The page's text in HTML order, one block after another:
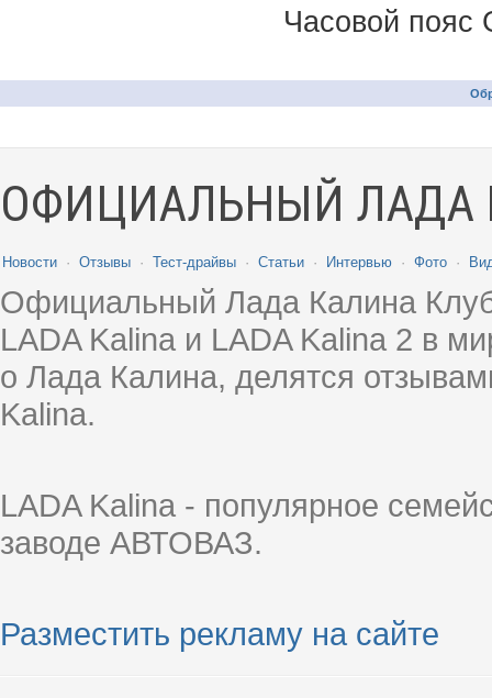
Часовой пояс
ОФИЦИАЛЬНЫЙ ЛАДА
Новости · Отзывы · Тест-драйвы · Статьи · Интервью · Фото ·
Официальный Лада Калина
LADA Kalina и LADA Kalina 2 в
о Лада Калина, делятся
Kalina.
LADA Kalina - популярное
заводе АВТОВАЗ.
Разместить рекламу на сайте